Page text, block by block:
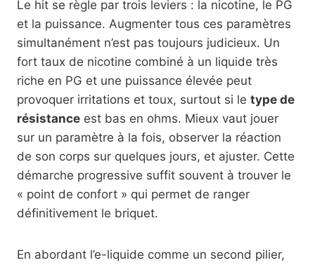
Le hit se règle par trois leviers : la nicotine, le PG
et la puissance. Augmenter tous ces paramètres
simultanément n’est pas toujours judicieux. Un
fort taux de nicotine combiné à un liquide très
riche en PG et une puissance élevée peut
provoquer irritations et toux, surtout si le type de
résistance est bas en ohms. Mieux vaut jouer
sur un paramètre à la fois, observer la réaction
de son corps sur quelques jours, et ajuster. Cette
démarche progressive suffit souvent à trouver le
« point de confort » qui permet de ranger
définitivement le briquet.
En abordant l’e-liquide comme un second pilier,